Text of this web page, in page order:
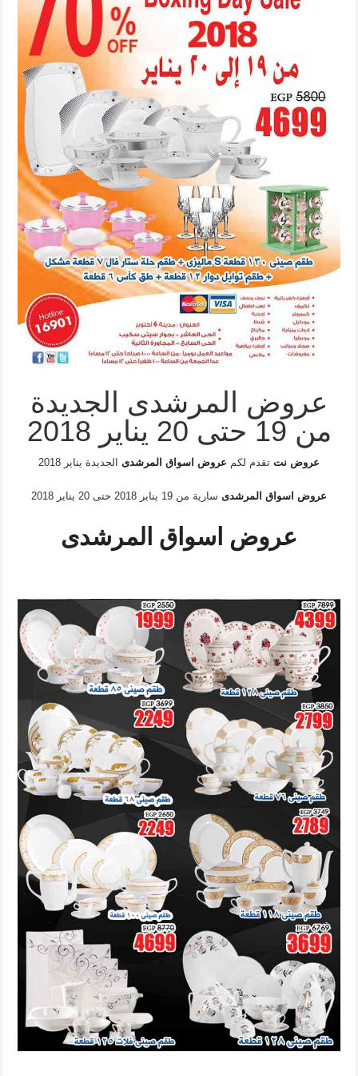
عروض المرشدى الجديدة
من 19 حتى 20 يناير 2018
عروض نتتقدم لكم عروض اسواق المرشدىالجديدة يناير 2018
عروض اسواق المرشدىسارية من 19 يناير 2018 حتى 20 يناير 2018
عروض اسواق المرشدى